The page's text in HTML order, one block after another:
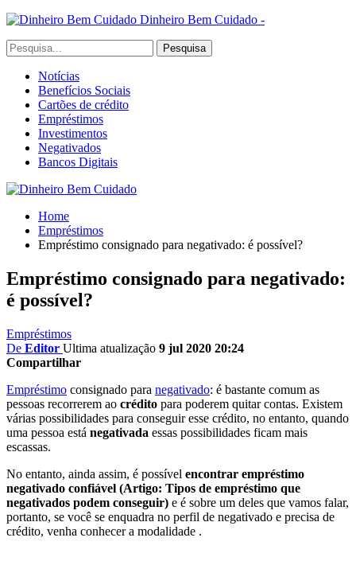
Dinheiro Bem Cuidado -
Notícias
Benefícios Sociais
Cartões de crédito
Empréstimos
Investimentos
Negativados
Bancos Digitais
Home
Empréstimos
Empréstimo consignado para negativado: é possível?
Empréstimo consignado para negativado:
é possível?
Empréstimos
De Editor Ultima atualização 9 jul 2020 20:24
Compartilhar
Empréstimo consignado para negativado: é bastante comum as
pessoas recorrerem ao crédito para poderem quitar contas. Existem
várias possibilidades para conseguir esse crédito, no entanto, quando
uma pessoa está negativada essas possibilidades ficam mais
escassas.
No entanto, ainda assim, é possível encontrar empréstimo
negativado confiável (Artigo: Tipos de empréstimo que
negativados podem conseguir) e é sobre um deles que vamos falar,
portanto, se você se enquadra no perfil de negativado e precisa de
crédito, venha conhecer a modalidade .